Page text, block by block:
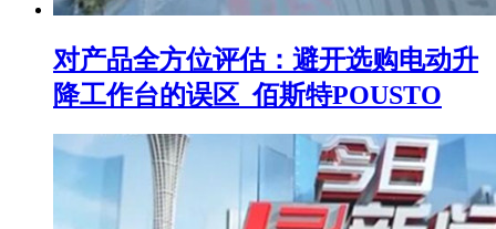
对产品全方位评估：避开选购电动升
降工作台的误区_佰斯特POUSTO